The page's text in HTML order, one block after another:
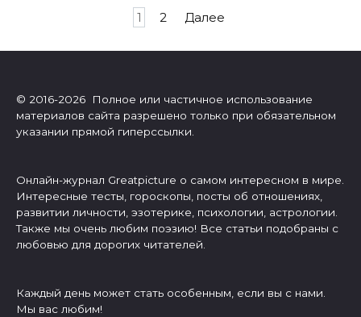
1 2 Далее
© 2016-2026 Полное или частичное использование
материалов сайта разрешено только при обязательном
указании прямой гиперссылки.
Онлайн-журнал Greatpicture о самом интересном в мире.
Интересные тесты, гороскопы, посты об отношениях,
развитии личности, эзотерике, психологии, астрологии.
Также мы очень любим поэзию! Все статьи подобраны с
любовью для дорогих читателей.
Каждый день может стать особенным, если вы с нами.
Мы вас любим!